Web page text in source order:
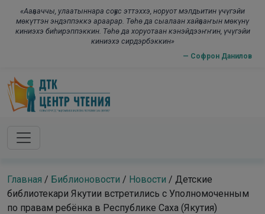
«Ааҕааччы, улаатыннара соҕус эттэххэ, норуот мэлдьитин үчүгэйи
мөкүттэн эндэппэккэ араарар. Төһө да сыалаан хайҕааҥын мөкүнү
киниэхэ биһирэппэккин. Төһө да хоруотаан кэнэйдээҥҥин, үчүгэйи
киниэхэ сирдэрбэккин»
— Софрон Данилов
Skip to main content
Главная / Библионовости / Новости / Детские
библиотекари Якутии встретились с Уполномоченным
по правам ребёнка в Республике Саха (Якутия)